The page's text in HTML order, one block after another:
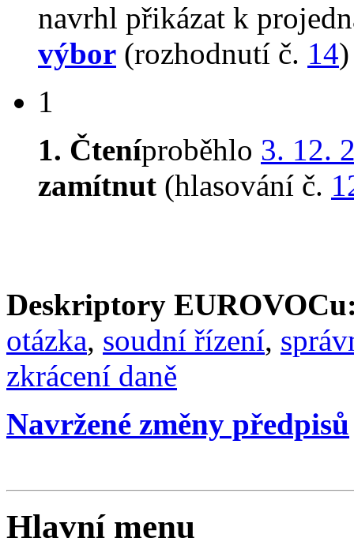
navrhl přikázat k
výbor (rozhodnutí č. 14)
1
1. Čteníproběhlo 3. 12.
zamítnut (hlasování č.
Deskriptory
otázka, soudní řízení,
zkrácení daně
Navržené změny předpisů
Hlavní menu